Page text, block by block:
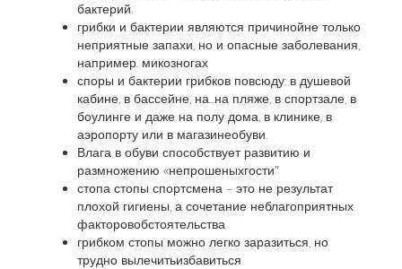
бактерий.
грибки и бактерии являются причинойне только
неприятные запахи, но и опасные заболевания,
например. микозногах
споры и бактерии грибков повсюду: в душевой
кабине, в бассейне, на...на пляже, в спортзале, в
боулинге и даже на полу дома, в клинике, в
аэропорту или в магазинеобуви.
Влага в обуви способствует развитию и
размножению «непрошеныхгости"
стопа стопы спортсмена – это не результат
плохой гигиены, а сочетание неблагоприятных
факторовобстоятельства
грибком стопы можно легко заразиться, но
трудно вылечитьизбавиться